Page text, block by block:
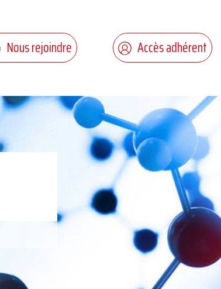
Nous rejoindre Accès adhérent